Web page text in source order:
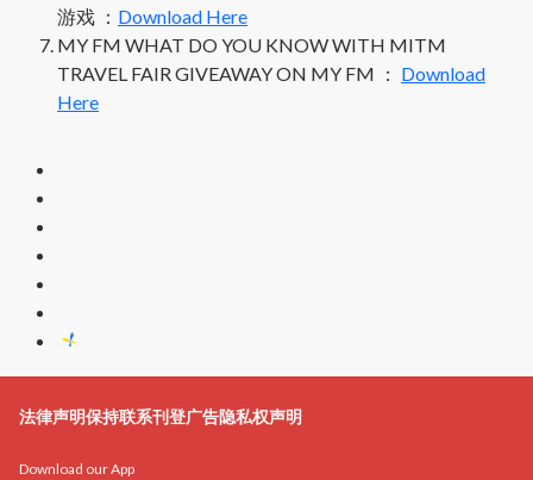
游戏 ： Download Here
MY FM WHAT DO YOU KNOW WITH MITM
TRAVEL FAIR GIVEAWAY ON MY FM ： Download
Here
法律声明保持联系刊登广告隐私权声明
Download our App